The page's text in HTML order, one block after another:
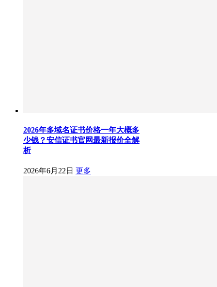
2026年多域名证书价格一年大概多
少钱？安信证书官网最新报价全解
析
2026年6月22日 更多